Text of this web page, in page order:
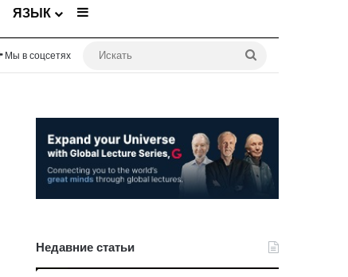
ЯЗЫК Sidebar
Мы в соцсетях
Недавние статьи